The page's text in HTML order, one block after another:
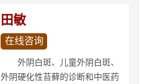
田敏
在线咨询
外阴白斑、儿童外阴白斑、
外阴硬化性苔藓的诊断和中医药